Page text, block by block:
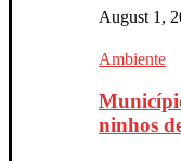
August 1,
Ambiente
ninhos